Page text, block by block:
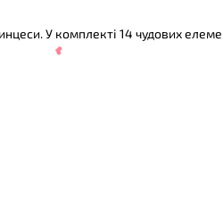
У комплекті 14 чудових